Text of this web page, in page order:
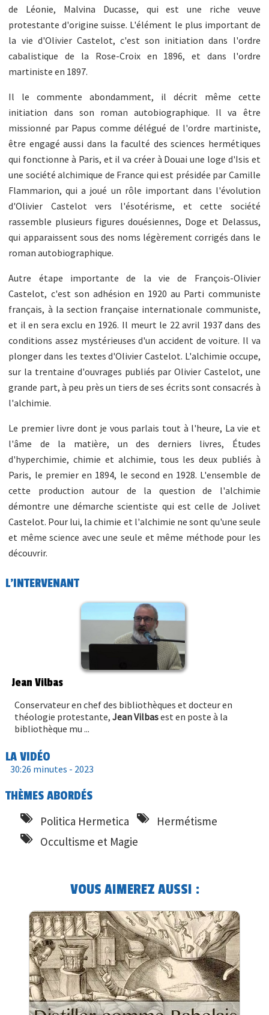
de Léonie, Malvina Ducasse, qui est une riche veuve
protestante d'origine suisse. L'élément le plus important de
la vie d'Olivier Castelot, c'est son initiation dans l'ordre
cabalistique de la Rose-Croix en 1896, et dans l'ordre
martiniste en 1897.
Il le commente abondamment, il décrit même cette
initiation dans son roman autobiographique. Il va être
missionné par Papus comme délégué de l'ordre martiniste,
être engagé aussi dans la faculté des sciences hermétiques
qui fonctionne à Paris, et il va créer à Douai une loge d'Isis et
une société alchimique de France qui est présidée par Camille
Flammarion, qui a joué un rôle important dans l'évolution
d'Olivier Castelot vers l'ésotérisme, et cette société
rassemble plusieurs figures douésiennes, Doge et Delassus,
qui apparaissent sous des noms légèrement corrigés dans le
roman autobiographique.
Autre étape importante de la vie de François-Olivier
Castelot, c'est son adhésion en 1920 au Parti communiste
français, à la section française internationale communiste,
et il en sera exclu en 1926. Il meurt le 22 avril 1937 dans des
conditions assez mystérieuses d'un accident de voiture. Il va
plonger dans les textes d'Olivier Castelot. L'alchimie occupe,
sur la trentaine d'ouvrages publiés par Olivier Castelot, une
grande part, à peu près un tiers de ses écrits sont consacrés à
l'alchimie.
Le premier livre dont je vous parlais tout à l'heure, La vie et
l'âme de la matière, un des derniers livres, Études
d'hyperchimie, chimie et alchimie, tous les deux publiés à
Paris, le premier en 1894, le second en 1928. L'ensemble de
cette production autour de la question de l'alchimie
démontre une démarche scientiste qui est celle de Jolivet
Castelot. Pour lui, la chimie et l'alchimie ne sont qu'une seule
et même science avec une seule et même méthode pour les
découvrir.
L'INTERVENANT
Jean Vilbas
Conservateur en chef des bibliothèques et docteur en
théologie protestante,Jean Vilbasest en poste à la
bibliothèque mu ...
LA VIDÉO
30:26 minutes - 2023
THÈMES ABORDÉS
Politica Hermetica
Hermétisme
Occultisme et Magie
VOUS AIMEREZ AUSSI :